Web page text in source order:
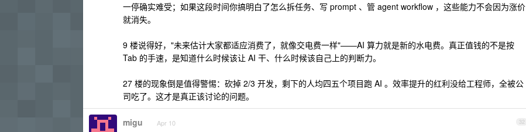
一停确实难受；如果这段时间你搞明白了怎么拆任务、写 prompt 、管 agent workflow ，这些能力不会因为涨价
就消失。
9 楼说得好，"未来估计大家都适应消费了，就像交电费一样"——AI 算力就是新的水电费。真正值钱的不是按
Tab 的手速，是知道什么时候该让 AI 干、什么时候该自己上的判断力。
27 楼的现象倒是值得警惕：砍掉 2/3 开发，剩下的人均四五个项目跑 AI 。效率提升的红利没给工程师，全被公
司吃了。这才是真正该讨论的问题。
32
migu Apr 10